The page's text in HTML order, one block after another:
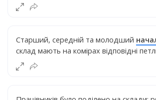
Старший, середній та молодший
склад мають на комірах відповідні